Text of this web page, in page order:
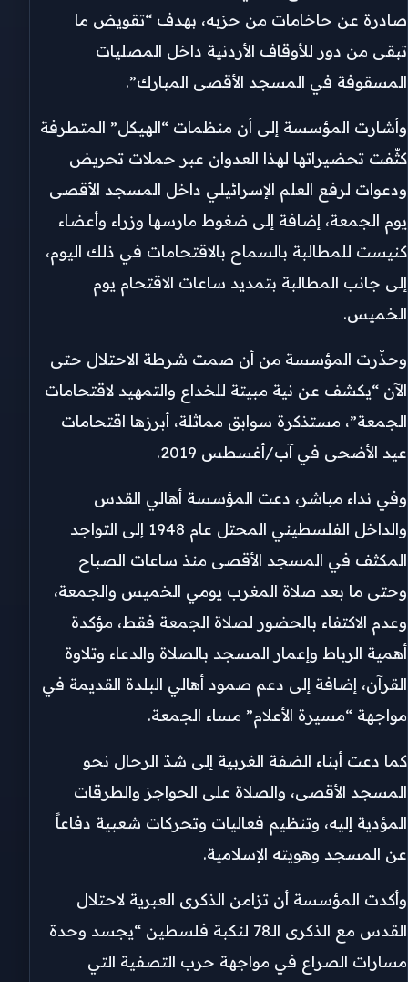
صادرة عن حاخامات من حزبه، بهدف “تقويض ما
تبقى من دور للأوقاف الأردنية داخل المصليات
المسقوفة في المسجد الأقصى المبارك”.
وأشارت المؤسسة إلى أن منظمات “الهيكل” المتطرفة
كثّفت تحضيراتها لهذا العدوان عبر حملات تحريض
ودعوات لرفع العلم الإسرائيلي داخل المسجد الأقصى
يوم الجمعة، إضافة إلى ضغوط مارسها وزراء وأعضاء
كنيست للمطالبة بالسماح بالاقتحامات في ذلك اليوم،
إلى جانب المطالبة بتمديد ساعات الاقتحام يوم
الخميس.
وحذّرت المؤسسة من أن صمت شرطة الاحتلال حتى
الآن “يكشف عن نية مبيتة للخداع والتمهيد لاقتحامات
الجمعة”، مستذكرة سوابق مماثلة، أبرزها اقتحامات
عيد الأضحى في آب/أغسطس 2019.
وفي نداء مباشر، دعت المؤسسة أهالي القدس
والداخل الفلسطيني المحتل عام 1948 إلى التواجد
المكثف في المسجد الأقصى منذ ساعات الصباح
وحتى ما بعد صلاة المغرب يومي الخميس والجمعة،
وعدم الاكتفاء بالحضور لصلاة الجمعة فقط، مؤكدة
أهمية الرباط وإعمار المسجد بالصلاة والدعاء وتلاوة
القرآن، إضافة إلى دعم صمود أهالي البلدة القديمة في
مواجهة “مسيرة الأعلام” مساء الجمعة.
كما دعت أبناء الضفة الغربية إلى شدّ الرحال نحو
المسجد الأقصى، والصلاة على الحواجز والطرقات
المؤدية إليه، وتنظيم فعاليات وتحركات شعبية دفاعاً
عن المسجد وهويته الإسلامية.
وأكدت المؤسسة أن تزامن الذكرى العبرية لاحتلال
القدس مع الذكرى الـ78 لنكبة فلسطين “يجسد وحدة
مسارات الصراع في مواجهة حرب التصفية التي